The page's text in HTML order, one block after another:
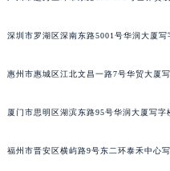
深圳市罗湖区深南东路5001号华润大厦写
惠州市惠城区江北文昌一路7号华贸大厦
厦门市思明区湖滨东路95号华润大厦写字
福州市晋安区横屿路9号东二环泰禾中心